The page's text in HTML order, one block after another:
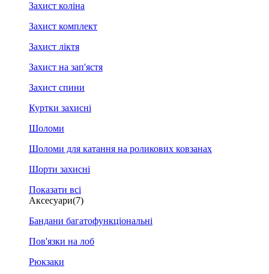
Захист коліна
Захист комплект
Захист ліктя
Захист на зап'ястя
Захист спини
Куртки захисні
Шоломи
Шоломи для катання на роликових ковзанах
Шорти захисні
Показати всі
Аксесуари(7)
Бандани багатофункціональні
Пов'язки на лоб
Рюкзаки